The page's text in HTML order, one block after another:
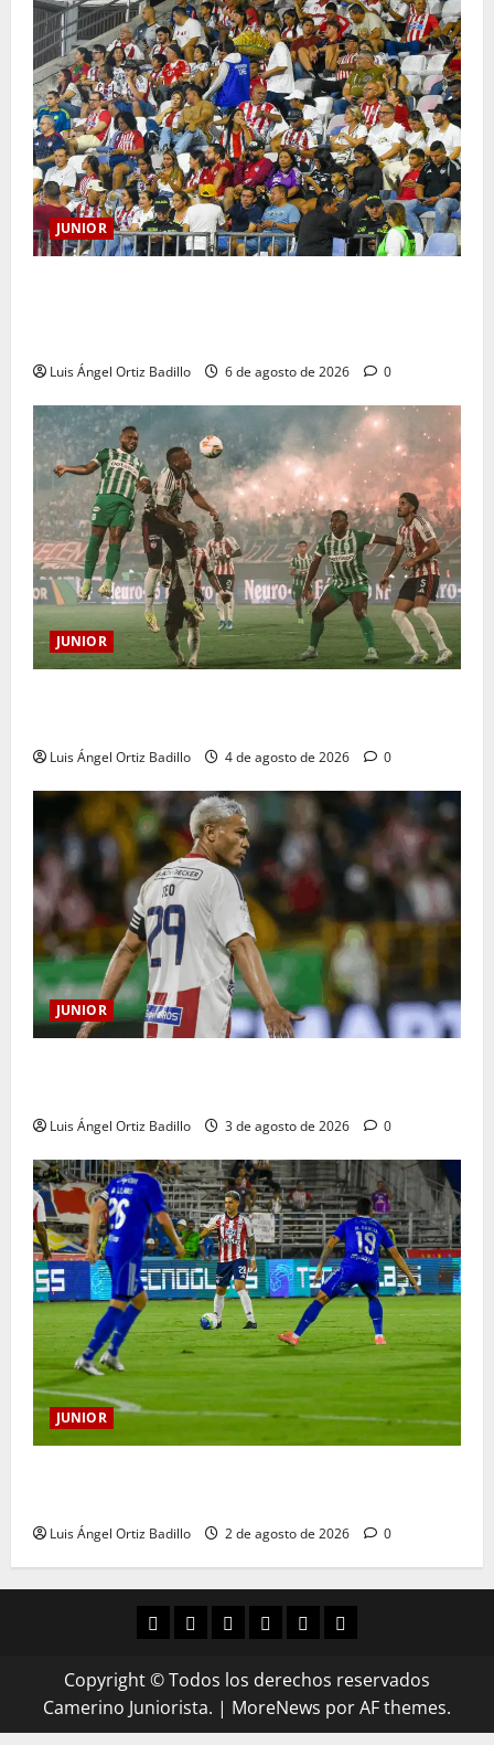
JUNIOR
Luis Ángel Ortiz Badillo 6 de agosto de 2026 0
JUNIOR
Luis Ángel Ortiz Badillo 4 de agosto de 2026 0
JUNIOR
Luis Ángel Ortiz Badillo 3 de agosto de 2026 0
JUNIOR
Luis Ángel Ortiz Badillo 2 de agosto de 2026 0
Copyright © Todos los derechos reservados
Camerino Juniorista. | MoreNews por AF themes.